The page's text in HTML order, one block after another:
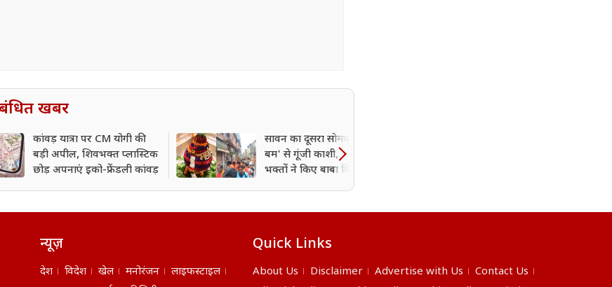
खबर
कांवड़ यात्रा पर CM योगी की
बड़ी अपील, शिवभक्त प्लास्टिक
छोड़ अपनाएं इको-फ्रेंडली कांवड़
सावन का दूसरा सोमवार: 'बोल
बम' से गूंजी काशी, 1.35 लाख
भक्तों ने किए बाबा विश्वनाथ के
न्यूज़
देश विदेश खेल मनोरंजन
लाइफस्टाइल
Quick Links
About Us Disclaimer Advertise with Us
Contact Us